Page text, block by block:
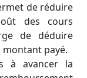
de réduire
des cours
de déduire
payé.
à avancer la